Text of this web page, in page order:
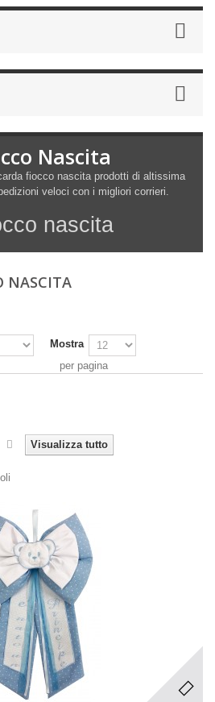
Nascita
fiocco nascita prodotti di altissima
veloci con i migliori corrieri.
nascita
NASCITA
Mostra
per pagina
Visualizza tutto